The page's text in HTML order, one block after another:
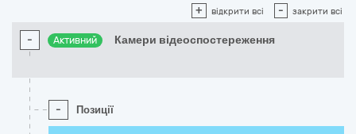
+ відкрити всі - закрити всі
- Активний Камери відеоспостереження
- Позиції